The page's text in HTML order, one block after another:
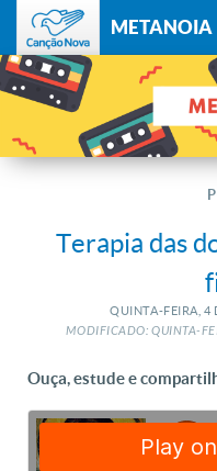
METANOIA
Terapia das
QUINTA-FEIRA, 4
MODIFICADO: QUINTA-
Ouça, estude e